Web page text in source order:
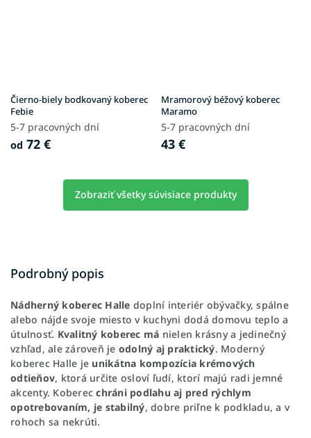
Čierno-biely bodkovaný koberec
Febie
5-7 pracovných dní
od 72 €
Mramorový béžový koberec
Maramo
5-7 pracovných dní
43 €
Zobraziť všetky súvisiace produkty
Podrobný popis
Nádherný koberec Halle doplní interiér obývačky, spálne
alebo nájde svoje miesto v kuchyni dodá domovu teplo a
útulnosť. Kvalitný koberec má nielen krásny a jedinečný
vzhľad, ale zároveň je odolný aj praktický. Moderný
koberec Halle je unikátna kompozícia krémových
odtieňov, ktorá určite osloví ľudí, ktorí majú radi jemné
akcenty. Koberecchráni podlahu aj pred rýchlym
opotrebovaním, je stabilný, dobre priľne k podkladu, a v
rohoch sa nekrúti.